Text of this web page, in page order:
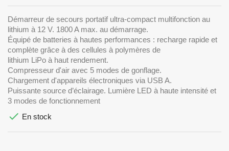
Démarreur de secours portatif ultra-compact multifonction au
lithium à 12 V. 1800 A max. au démarrage.
Équipé de batteries à hautes performances : recharge rapide et
complète grâce à des cellules à polymères de
lithium LiPo à haut rendement.
Compresseur d'air avec 5 modes de gonflage.
Chargement d'appareils électroniques via USB A.
Puissante source d’éclairage. Lumière LED à haute intensité et
3 modes de fonctionnement
 En stock